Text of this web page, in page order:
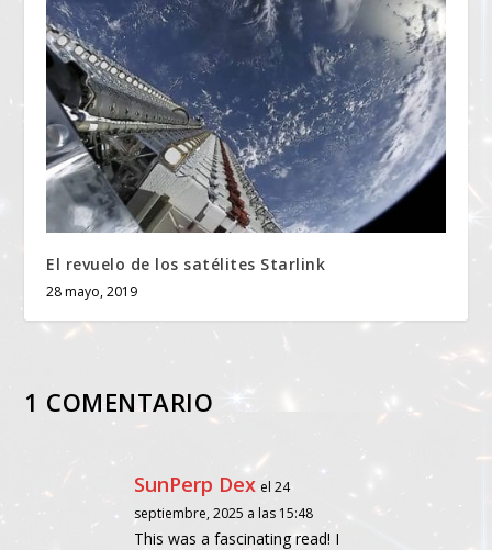
El revuelo de los satélites Starlink
28 mayo, 2019
1 COMENTARIO
SunPerp Dex el 24
septiembre, 2025 a las 15:48
This was a fascinating read! I